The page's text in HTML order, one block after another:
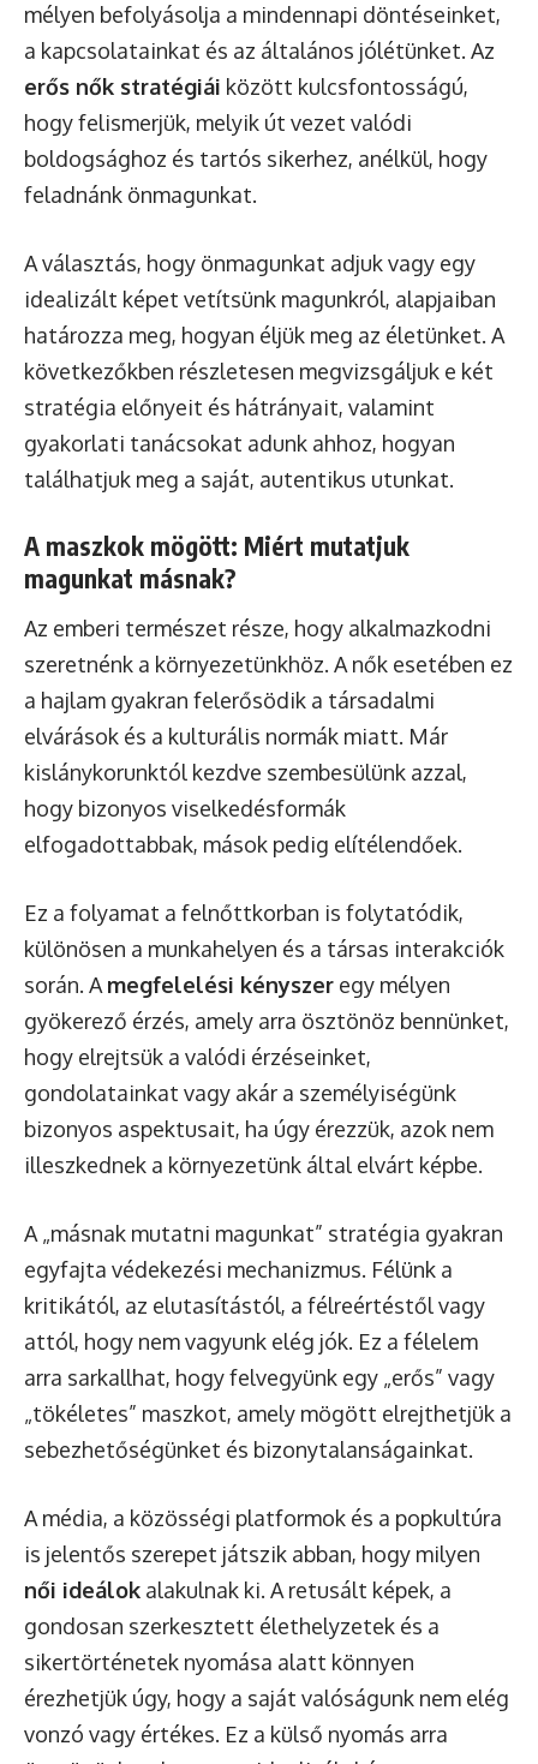
mélyen befolyásolja a mindennapi döntéseinket,
a kapcsolatainkat és az általános jólétünket. Az
erős nők stratégiái között kulcsfontosságú,
hogy felismerjük, melyik út vezet valódi
boldogsághoz és tartós sikerhez, anélkül, hogy
feladnánk önmagunkat.
A választás, hogy önmagunkat adjuk vagy egy
idealizált képet vetítsünk magunkról, alapjaiban
határozza meg, hogyan éljük meg az életünket. A
következőkben részletesen megvizsgáljuk e két
stratégia előnyeit és hátrányait, valamint
gyakorlati tanácsokat adunk ahhoz, hogyan
találhatjuk meg a saját, autentikus utunkat.
A maszkok mögött: Miért mutatjuk
magunkat másnak?
Az emberi természet része, hogy alkalmazkodni
szeretnénk a környezetünkhöz. A nők esetében ez
a hajlam gyakran felerősödik a társadalmi
elvárások és a kulturális normák miatt. Már
kislánykorunktól kezdve szembesülünk azzal,
hogy bizonyos viselkedésformák
elfogadottabbak, mások pedig elítélendőek.
Ez a folyamat a felnőttkorban is folytatódik,
különösen a munkahelyen és a társas interakciók
során. A megfelelési kényszer egy mélyen
gyökerező érzés, amely arra ösztönöz bennünket,
hogy elrejtsük a valódi érzéseinket,
gondolatainkat vagy akár a személyiségünk
bizonyos aspektusait, ha úgy érezzük, azok nem
illeszkednek a környezetünk által elvárt képbe.
A „másnak mutatni magunkat” stratégia gyakran
egyfajta védekezési mechanizmus. Félünk a
kritikától, az elutasítástól, a félreértéstől vagy
attól, hogy nem vagyunk elég jók. Ez a félelem
arra sarkallhat, hogy felvegyünk egy „erős” vagy
„tökéletes” maszkot, amely mögött elrejthetjük a
sebezhetőségünket és bizonytalanságainkat.
A média, a közösségi platformok és a popkultúra
is jelentős szerepet játszik abban, hogy milyen
női ideálok alakulnak ki. A retusált képek, a
gondosan szerkesztett élethelyzetek és a
sikertörténetek nyomása alatt könnyen
érezhetjük úgy, hogy a saját valóságunk nem elég
vonzó vagy értékes. Ez a külső nyomás arra